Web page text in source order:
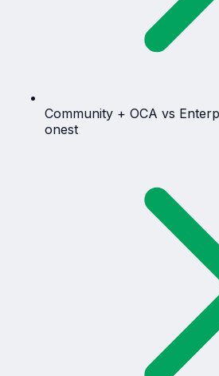
Community + OCA vs
onest